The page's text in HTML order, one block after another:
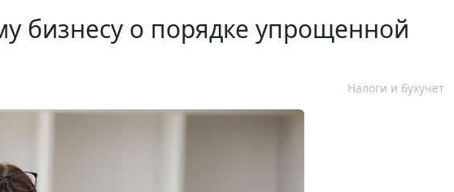
бизнесу о порядке упрощенной
Налоги и бухучет